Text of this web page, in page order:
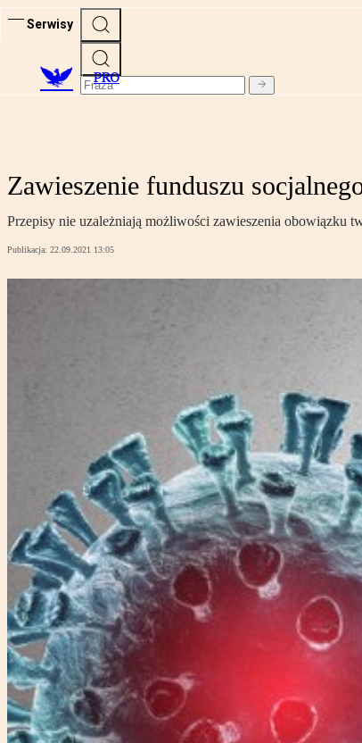
Serwisy
PRO
Zawieszenie funduszu
Przepisy nie uzależniają możliwości zawieszenia obowiązku
Publikacja: 22.09.2021 13:05